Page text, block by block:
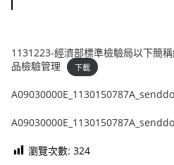
1131223-經濟部標準檢驗局以下簡
品檢驗管理
下載
瀏覽次數: 324